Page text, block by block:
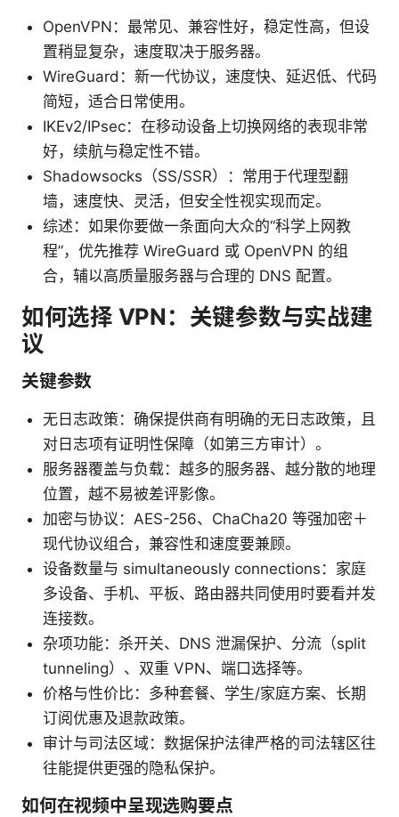
OpenVPN：最常见、兼容性好，稳定性高，但设
置稍显复杂，速度取决于服务器。
WireGuard：新一代协议，速度快、延迟低、代码
简短，适合日常使用。
IKEv2/IPsec：在移动设备上切换网络的表现非常
好，续航与稳定性不错。
Shadowsocks（SS/SSR）：常用于代理型翻
墙，速度快、灵活，但安全性视实现而定。
综述：如果你要做一条面向大众的“科学上网教
程”，优先推荐 WireGuard 或 OpenVPN 的组
合，辅以高质量服务器与合理的 DNS 配置。
如何选择 VPN：关键参数与实战建
议
关键参数
无日志政策：确保提供商有明确的无日志政策，且
对日志项有证明性保障（如第三方审计）。
服务器覆盖与负载：越多的服务器、越分散的地理
位置，越不易被差评影像。
加密与协议：AES-256、ChaCha20 等强加密＋
现代协议组合，兼容性和速度要兼顾。
设备数量与 simultaneously connections：家庭
多设备、手机、平板、路由器共同使用时要看并发
连接数。
杂项功能：杀开关、DNS 泄漏保护、分流（split
tunneling）、双重 VPN、端口选择等。
价格与性价比：多种套餐、学生/家庭方案、长期
订阅优惠及退款政策。
审计与司法区域：数据保护法律严格的司法辖区往
往能提供更强的隐私保护。
如何在视频中呈现选购要点